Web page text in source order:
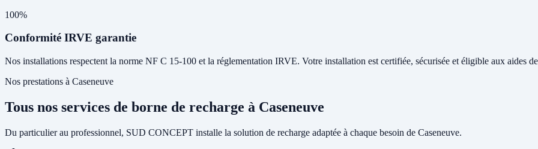
100%
Conformité IRVE garantie
Nos installations respectent la norme NF C 15-100 et la réglementation IRVE. Votre installation est certifiée, sécurisée et éligible aux aides
Nos prestations à Caseneuve
Tous nos services de borne de recharge à Caseneuve
Du particulier au professionnel, SUD CONCEPT installe la solution de recharge adaptée à chaque besoin de Caseneuve.